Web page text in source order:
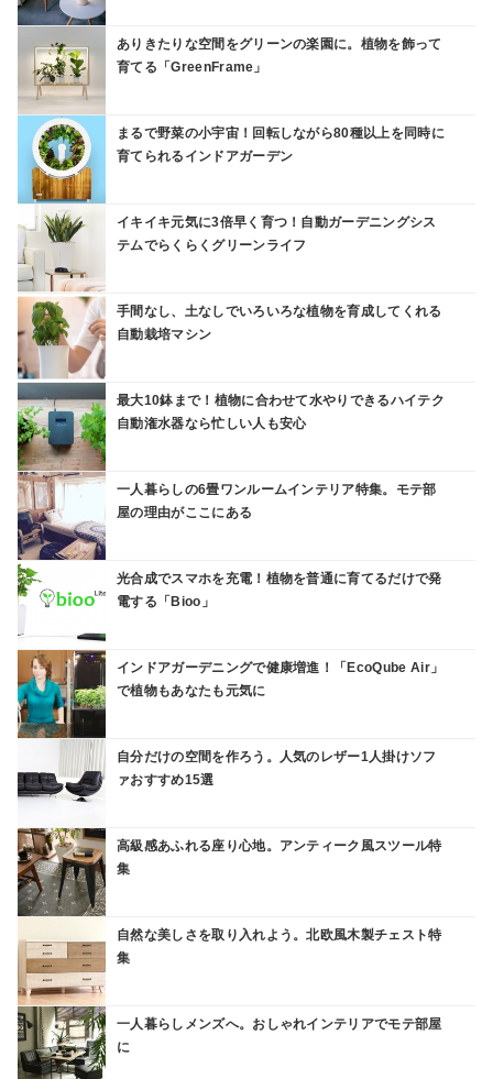
ありきたりな空間をグリーンの楽園に。植物を飾って
育てる「GreenFrame」
まるで野菜の小宇宙！回転しながら80種以上を同時に
育てられるインドアガーデン
イキイキ元気に3倍早く育つ！自動ガーデニングシス
テムでらくらくグリーンライフ
手間なし、土なしでいろいろな植物を育成してくれる
自動栽培マシン
最大10鉢まで！植物に合わせて水やりできるハイテク
自動潅水器なら忙しい人も安心
一人暮らしの6畳ワンルームインテリア特集。モテ部
屋の理由がここにある
光合成でスマホを充電！植物を普通に育てるだけで発
電する「Bioo」
インドアガーデニングで健康増進！「EcoQube Air」
で植物もあなたも元気に
自分だけの空間を作ろう。人気のレザー1人掛けソフ
ァおすすめ15選
高級感あふれる座り心地。アンティーク風スツール特
集
自然な美しさを取り入れよう。北欧風木製チェスト特
集
一人暮らしメンズへ。おしゃれインテリアでモテ部屋
に